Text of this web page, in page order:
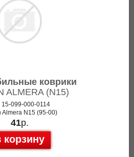
коврики
ALMERA (N15)
15-099-000-0114
Almera N15 (95-00)
41р.
корзину